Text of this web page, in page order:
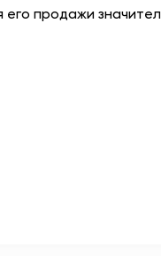
81,41
продажи